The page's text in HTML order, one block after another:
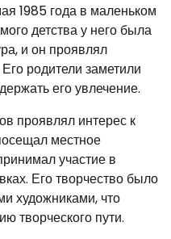
1985 года в маленьком
детства у него была
и он проявлял
родители заметили
его увлечение.
проявлял интерес к
местное
участие в
Его творчество было
художниками, что
творческого пути.